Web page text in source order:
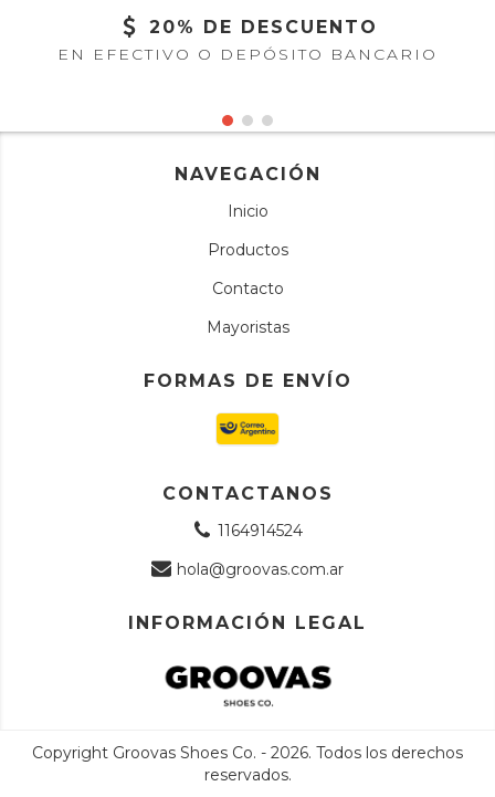
20% DE DESCUENTO
EN EFECTIVO O DEPÓSITO BANCARIO
NAVEGACIÓN
Inicio
Productos
Contacto
Mayoristas
FORMAS DE ENVÍO
CONTACTANOS
1164914524
hola@groovas.com.ar
INFORMACIÓN LEGAL
Copyright Groovas Shoes Co. - 2026. Todos los derechos
reservados.